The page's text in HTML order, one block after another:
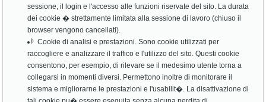
sessione, il login e l'accesso alle funzioni riservate del sito. La durata
dei cookie � strettamente limitata alla sessione di lavoro (chiuso il
browser vengono cancellati).
Cookie di analisi e prestazioni. Sono cookie utilizzati per
raccogliere e analizzare il traffico e l'utilizzo del sito. Questi cookie
consentono, per esempio, di rilevare se il medesimo utente torna a
collegarsi in momenti diversi. Permettono inoltre di monitorare il
sistema e migliorarne le prestazioni e l'usabilit�. La disattivazione di